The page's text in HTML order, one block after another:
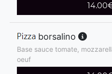
14.00
borsalino
Base sauce tomate,
oeuf